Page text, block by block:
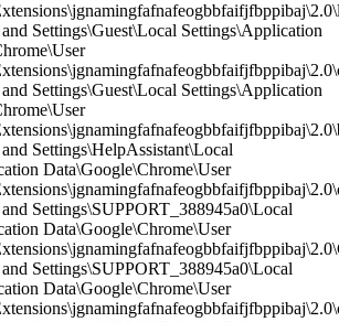
Settings\Guest\Local Settings\Application
Settings\Guest\Local Settings\Application
Settings\HelpAssistant\Local
Data\Google\Chrome\User
Settings\SUPPORT_388945a0\Local
Data\Google\Chrome\User
Settings\SUPPORT_388945a0\Local
Data\Google\Chrome\User